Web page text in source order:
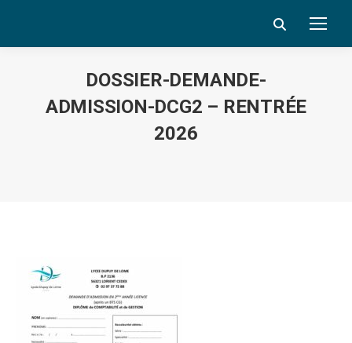
Search:
DOSSIER-DEMANDE-
ADMISSION-DCG2 – RENTRÉE
2026